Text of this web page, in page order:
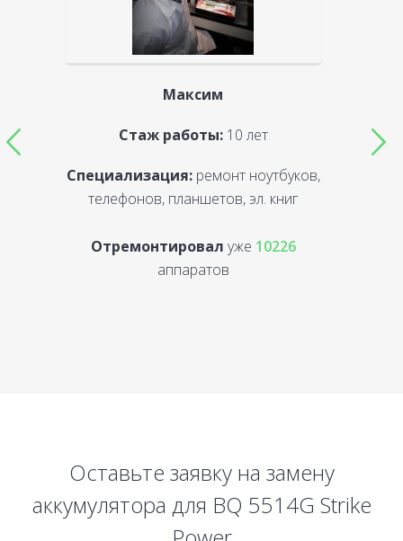
Максим
Стаж работы:10 лет
Специализация:ремонт ноутбуков,
телефонов, планшетов, эл. книг
Отремонтировал уже 10226
аппаратов
Оставьте заявку на замену
аккумулятора для BQ 5514G Strike